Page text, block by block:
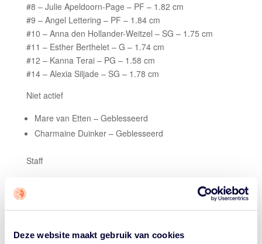
Deze website maakt gebruik van cookies
#8 – Julie Apeldoorn-Page – PF – 1.82 cm
#9 – Angel Lettering – PF – 1.84 cm
#10 – Anna den Hollander-Weitzel – SG – 1.75 cm
#11 – Esther Berthelet – G – 1.74 cm
#12 – Kanna Terai – PG – 1.58 cm
#14 – Alexia Siljade – SG – 1.78 cm
Niet actief
Mare van Etten – Geblesseerd
Charmaine Duinker – Geblesseerd
Staff
Teammanager – Tessa van Lunteren
Coach Rinske van Schooneveld: “Wij hebben een team